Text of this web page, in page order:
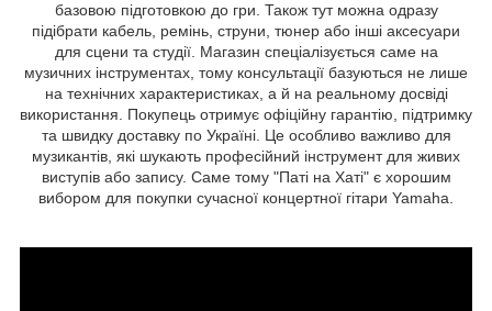
базовою підготовкою до гри. Також тут можна одразу
підібрати кабель, ремінь, струни, тюнер або інші аксесуари
для сцени та студії. Магазин спеціалізується саме на
музичних інструментах, тому консультації базуються не лише
на технічних характеристиках, а й на реальному досвіді
використання. Покупець отримує офіційну гарантію, підтримку
та швидку доставку по Україні. Це особливо важливо для
музикантів, які шукають професійний інструмент для живих
виступів або запису. Саме тому "Паті на Хаті" є хорошим
вибором для покупки сучасної концертної гітари Yamaha.